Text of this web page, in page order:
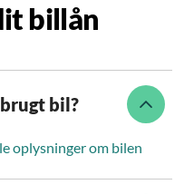
billån
bil?
oplysninger om bilen